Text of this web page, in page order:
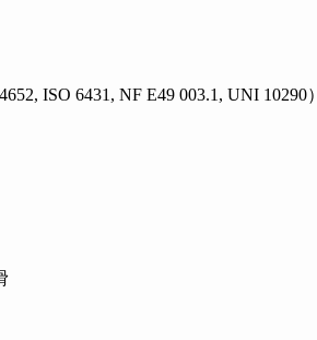
ISO 6431, NF E49 003.1, UNI 10290）